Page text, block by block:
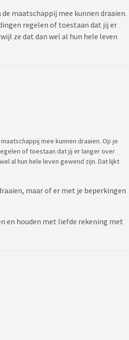
maatschappij mee kunnen draaien.
regelen of toestaan dat jij er
ze dat dan wel al hun hele leven
mee kunnen draaien. Op je
of toestaan dat jij er langer over
al hun hele leven gewend zijn. Dat lijkt
maar of er met je beperkingen
en houden met liefde rekening met